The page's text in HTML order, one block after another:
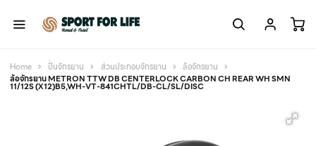
Home ปั่นจักรยาน ส่วนประกอบจักรยาน
ล้อจักรยาน
ล้อจักรยาน METRON TTW DB CENTERLOCK CARBON CH REAR WH SMN
11/12S (X12)B5,WH-VT-841CHTL/DB-CL/SL/DISC